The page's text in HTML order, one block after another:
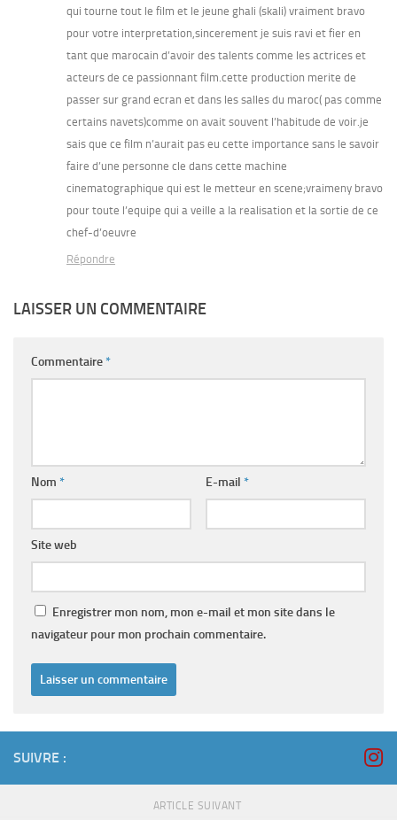
qui tourne tout le film et le jeune ghali (skali) vraiment bravo
pour votre interpretation,sincerement je suis ravi et fier en
tant que marocain d’avoir des talents comme les actrices et
acteurs de ce passionnant film.cette production merite de
passer sur grand ecran et dans les salles du maroc( pas comme
certains navets)comme on avait souvent l’habitude de voir.je
sais que ce film n’aurait pas eu cette importance sans le savoir
faire d’une personne cle dans cette machine
cinematographique qui est le metteur en scene;vraimeny bravo
pour toute l’equipe qui a veille a la realisation et la sortie de ce
chef-d’oeuvre
Répondre
LAISSER UN COMMENTAIRE
Commentaire*
Nom * E-mail *
Site web
Enregistrer mon nom, mon e-mail et mon site dans le
navigateur pour mon prochain commentaire.
SUIVRE :
ARTICLE SUIVANT